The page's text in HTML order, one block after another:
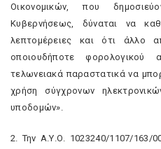
Οικονομικών, που
Κυβερνήσεως, δύναται να
λεπτομέρειες και ότι άλλο
οποιουδήποτε φορολογικού
τελωνειακά παραστατικά να
χρήση σύγχρονων
υποδομών».
2. Την Α.Υ.Ο. 1023240/1107/163/